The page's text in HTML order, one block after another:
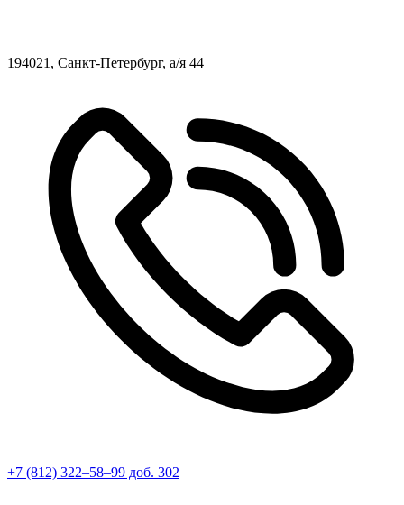
194021, Санкт-Петербург, а/я 44
+7 (812) 322–58–99 доб. 302